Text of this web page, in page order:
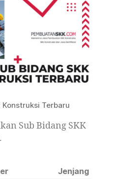
Konstruksi Terbaru
Sub Bidang SKK
Jenjang